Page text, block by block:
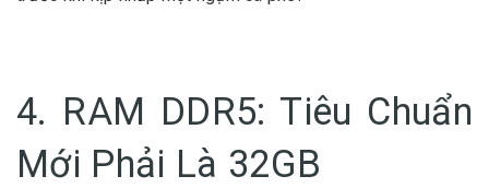
4. RAM DDR5: Tiêu Chuẩn
Mới Phải Là 32GB